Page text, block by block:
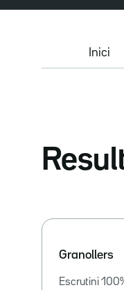
Inici
Granollers
Escrutini 100